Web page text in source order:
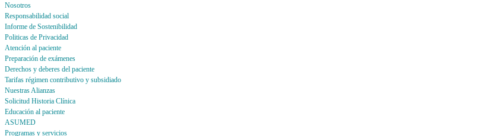
Nosotros
Responsabilidad social
Informe de Sostenibilidad
Politicas de Privacidad
Atención al paciente
Preparación de exámenes
Derechos y deberes del paciente
Tarifas régimen contributivo y subsidiado
Nuestras Alianzas
Solicitud Historia Clínica
Educación al paciente
ASUMED
Programas y servicios